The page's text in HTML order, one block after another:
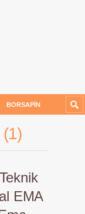
BORSAPIN
1
EMA